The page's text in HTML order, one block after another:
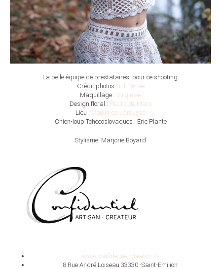
La belle équipe de prestataires pour ce shooting:
Crédit photos : Lili Renée
Maquillage : Virginie’e
Design floral : Fleurs de Mars
Lieu : Moulin de Jarousse
Chien-loup Tchécoslovaques : Eric Plante
Stylisme: Marjorie Boyard
www.confidentiel-creation.fr
8 Rue André Loiseau 33330 -Saint-Emilion